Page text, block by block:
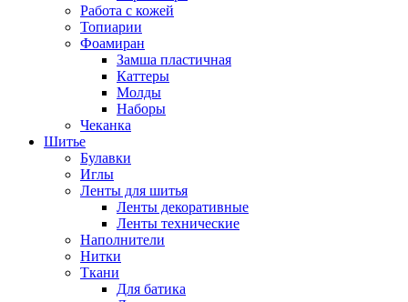
Работа с кожей
Топиарии
Фоамиран
Замша пластичная
Каттеры
Молды
Наборы
Чеканка
Шитье
Булавки
Иглы
Ленты для шитья
Ленты декоративные
Ленты технические
Наполнители
Нитки
Ткани
Для батика